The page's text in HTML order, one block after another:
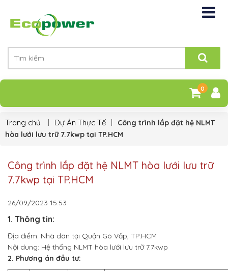
0
Trang chủ Dự Án Thực Tế
Công trình lắp đặt hệ NLMT
hòa lưới lưu trữ 7.7kwp tại TP.HCM
Công trình lắp đặt hệ NLMT hòa lưới lưu trữ
7.7kwp tại TP.HCM
26/09/2023 15:53
1. Thông tin:
Địa điểm: Nhà dân tại Quận Gò Vấp, TP.HCM
Nội dung: Hệ thống NLMT hòa lưới lưu trữ 7.7kwp
2. Phương án đầu tư: